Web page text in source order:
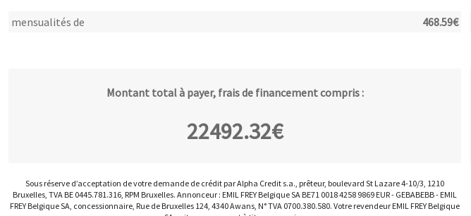
mensualités de 468.59€
Montant total à payer, frais de financement compris :
22492.32€
Sous réserve d’acceptation de votre demande de crédit par Alpha Credit s.a., prêteur, boulevard St Lazare 4-10/3, 1210
Bruxelles, TVA BE 0445.781.316, RPM Bruxelles. Annonceur : EMIL FREY Belgique SA BE71 0018 4258 9869 EUR - GEBABEBB - EMIL
FREY Belgique SA, concessionnaire, Rue de Bruxelles 124, 4340 Awans, N° TVA 0700.380.580. Votre revendeur EMIL FREY Belgique